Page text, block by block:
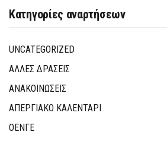
Κατηγορίες αναρτήσεων
UNCATEGORIZED
ΑΛΛΕΣ ΔΡΑΣΕΙΣ
ΑΝΑΚΟΙΝΩΣΕΙΣ
ΑΠΕΡΓΙΑΚΟ ΚΑΛΕΝΤΑΡΙ
ΟΕΝΓΕ